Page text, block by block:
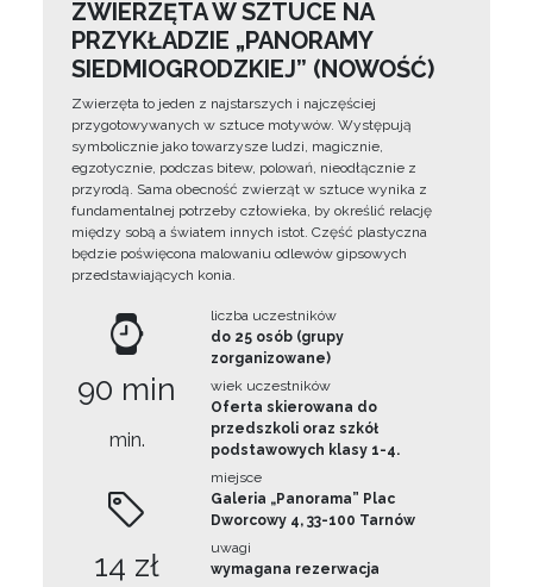
ZWIERZĘTA W SZTUCE NA
PRZYKŁADZIE „PANORAMY
SIEDMIOGRODZKIEJ” (NOWOŚĆ)
Zwierzęta to jeden z najstarszych i najczęściej
przygotowywanych w sztuce motywów. Występują
symbolicznie jako towarzysze ludzi, magicznie,
egzotycznie, podczas bitew, polowań, nieodłącznie z
przyrodą. Sama obecność zwierząt w sztuce wynika z
fundamentalnej potrzeby człowieka, by określić relację
między sobą a światem innych istot. Część plastyczna
będzie poświęcona malowaniu odlewów gipsowych
przedstawiających konia.
90 min
min.
14 zł
liczba uczestników
do 25 osób (grupy
zorganizowane)
wiek uczestników
Oferta skierowana do
przedszkoli oraz szkół
podstawowych klasy 1-4.
miejsce
Galeria „Panorama” Plac
Dworcowy 4, 33-100 Tarnów
uwagi
wymagana rezerwacja